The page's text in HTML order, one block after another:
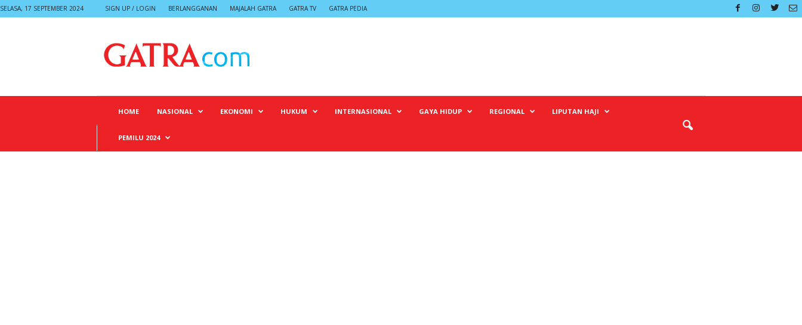
SELASA, 17 SEPTEMBER 2024 SIGN UP / LOGIN BERLANGGANAN MAJALAH GATRA GATRA TV GATRA PEDIA
HOME NASIONAL EKONOMI HUKUM INTERNASIONAL GAYA HIDUP REGIONAL LIPUTAN HAJI
PEMILU 2024